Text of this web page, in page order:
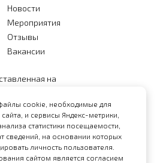
Новости
Мероприятия
Отзывы
Вакансии
на
и ни при каких
офертой,
статьи 437 ГК РФ
данных
cookie, необходимые для
и сервисы Яндекс-метрики,
статистики посещаемости,
сведений, на основании которых
личность пользователя.
сайтом является согласием